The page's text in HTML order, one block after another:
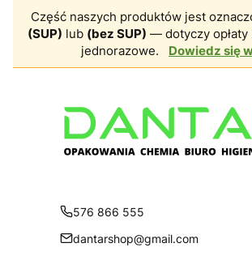
Część naszych produktów jest
(SUP) lub (bez SUP) — dotyczy opłaty
jednorazowe.
Dowiedz się
576 866 555
dantarshop@gmail.com